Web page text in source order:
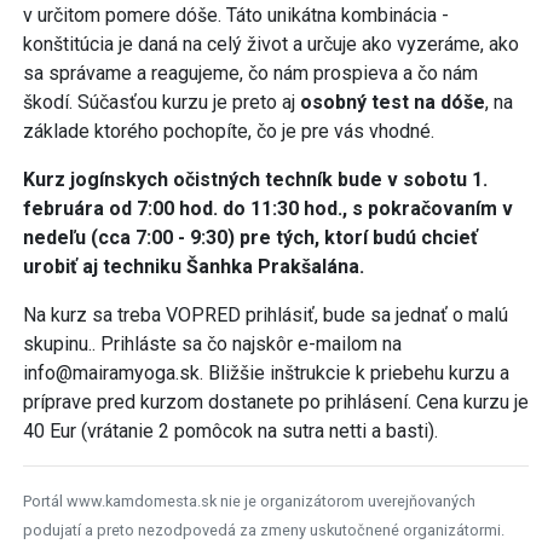
v určitom pomere dóše. Táto unikátna kombinácia -
konštitúcia je daná na celý život a určuje ako vyzeráme, ako
sa správame a reagujeme, čo nám prospieva a čo nám
škodí. Súčasťou kurzu je preto aj osobný test na dóše, na
základe ktorého pochopíte, čo je pre vás vhodné.
Kurz jogínskych očistných techník bude v sobotu 1.
februára od 7:00 hod. do 11:30 hod., s pokračovaním v
nedeľu (cca 7:00 - 9:30) pre tých, ktorí budú chcieť
urobiť aj techniku Šanhka Prakšalána.
Na kurz sa treba VOPRED prihlásiť, bude sa jednať o malú
skupinu.. Prihláste sa čo najskôr e-mailom na
info@mairamyoga.sk. Bližšie inštrukcie k priebehu kurzu a
príprave pred kurzom dostanete po prihlásení. Cena kurzu je
40 Eur (vrátanie 2 pomôcok na sutra netti a basti).
Portál www.kamdomesta.sk nie je organizátorom uverejňovaných
podujatí a preto nezodpovedá za zmeny uskutočnené organizátormi.